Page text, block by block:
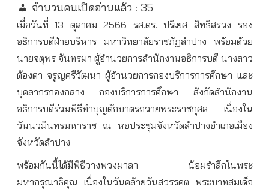
จำนวนคนเปิดอ่านแล้ว : 35
เมื่อวันที่ 13 ตุลาคม 2566 รศ.ดร. ปริเยศ สิทธิสรวง
รอง
อธิการบดีฝ่ายบริหาร
มหาวิทยาลัยราชภัฏลำปาง
พร้อมด้วย
นายจตุพร จันทรมา ผู้อำนวยการสำนักงานอธิการบดี นางสาว
ต้องตา จรูญศรีวัฒนา ผู้อำนวยการกองบริการการศึกษา และ
บุคลากรกองกลาง
กองบริการการศึกษา
สังกัดสำนักงาน
อธิการบดีร่วมพิธีทำบุญตักบาตรถวายพระราชกุศล
เนื่องใน
วันนวมินทรมหาราช ณ หอประชุมจังหวัดลำปางอำเภอเมือง
จังหวัดลำปาง
พร้อมกันนี้ได้มีพิธีวางพวงมาลา
น้อมรำลึกในพระ
มหากรุณาธิคุณ เนื่องในวันคล้ายวันสวรรคต พระบาทสมเด็จ